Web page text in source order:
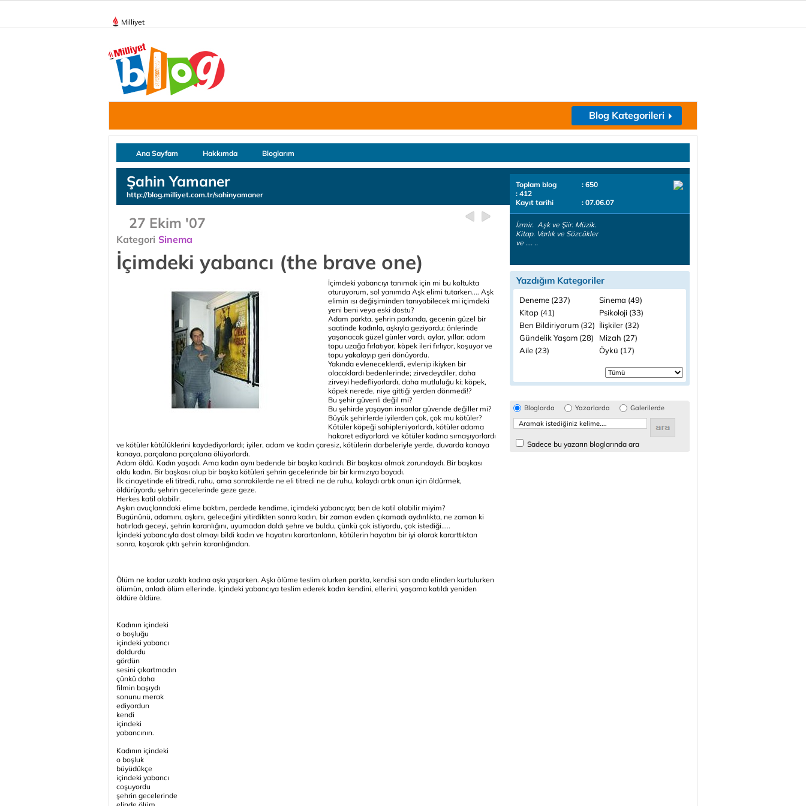
Milliyet
Blog Kategorileri
Ana Sayfam Hakkımda Bloglarım
Şahin Yamaner
http://blog.milliyet.com.tr/sahinyamaner
27 Ekim '07
Kategori Sinema
İçimdeki yabancı (the brave one)
İçimdeki yabancıyı tanımak için mi bu koltukta
oturuyorum, sol yanımda Aşk elimi tutarken.... Aşk
elimin ısı değişiminden tanıyabilecek mi içimdeki
yeni beni veya eski dostu?
Adam parkta, şehrin parkında, gecenin güzel bir
saatinde kadınla, aşkıyla geziyordu; önlerinde
yaşanacak güzel günler vardı, aylar, yıllar; adam
topu uzağa fırlatıyor, köpek ileri fırlıyor, koşuyor ve
topu yakalayıp geri dönüyordu.
Yakında evleneceklerdi, evlenip ikiyken bir
olacaklardı bedenlerinde; zirvedeydiler, daha
zirveyi hedefliyorlardı, daha mutluluğu ki; köpek,
köpek nerede, niye gittiği yerden dönmedi!?
Bu şehir güvenli değil mi?
Bu şehirde yaşayan insanlar güvende değiller mi?
Büyük şehirlerde iyilerden çok, çok mu kötüler?
Kötüler köpeği sahipleniyorlardı, kötüler adama
hakaret ediyorlardı ve kötüler kadına sırnaşıyorlardı
ve kötüler kötülüklerini kaydediyorlardı; iyiler, adam ve kadın çaresiz, kötülerin darbeleriyle yerde, duvarda kanaya
kanaya, parçalana parçalana ölüyorlardı.
Adam öldü. Kadın yaşadı. Ama kadın aynı bedende bir başka kadındı. Bir başkası olmak zorundaydı. Bir başkası
oldu kadın. Bir başkası olup bir başka kötüleri şehrin gecelerinde bir bir kırmızıya boyadı.
İlk cinayetinde eli titredi, ruhu, ama sonrakilerde ne eli titredi ne de ruhu, kolaydı artık onun için öldürmek,
öldürüyordu şehrin gecelerinde geze geze.
Herkes katil olabilir.
Aşkın avuçlarındaki elime baktım, perdede kendime, içimdeki yabancıya; ben de katil olabilir miyim?
Bugününü, adamını, aşkını, geleceğini yitirdikten sonra kadın, bir zaman evden çıkamadı aydınlıkta, ne zaman ki
hatırladı geceyi, şehrin karanlığını, uyumadan daldı şehre ve buldu, çünkü çok istiyordu, çok istediği.....
İçindeki yabancıyla dost olmayı bildi kadın ve hayatını karartanların, kötülerin hayatını bir iyi olarak kararttıktan
sonra, koşarak çıktı şehrin karanlığından.
Ölüm ne kadar uzaktı kadına aşkı yaşarken. Aşkı ölüme teslim olurken parkta, kendisi son anda elinden kurtulurken
ölümün, anladı ölüm ellerinde. İçindeki yabancıya teslim ederek kadın kendini, ellerini, yaşama katıldı yeniden
öldüre öldüre.
Kadının içindeki
o boşluğu
içindeki yabancı
doldurdu
gördün
sesini çıkartmadın
çünkü daha
filmin başıydı
sonunu merak
ediyordun
kendi
içindeki
yabancının.
Kadının içindeki
o boşluk
büyüdükçe
içindeki yabancı
coşuyordu
şehrin gecelerinde
Toplam blog
: 650
: 412
Kayıt tarihi
: 07.06.07
İzmir. Aşk ve Şiir. Müzik.
Kitap. Varlık ve Sözcükler
ve .... ..
Yazdığım Kategoriler
Deneme (237)
Sinema (49)
Kitap (41)
Psikoloji (33)
Ben Bildiriyorum (32) İlişkiler (32)
Gündelik Yaşam (28)
Mizah (27)
Aile (23)
Öykü (17)
Bloglarda Yazarlarda Galerilerde
Sadece bu yazarın bloglarında ara